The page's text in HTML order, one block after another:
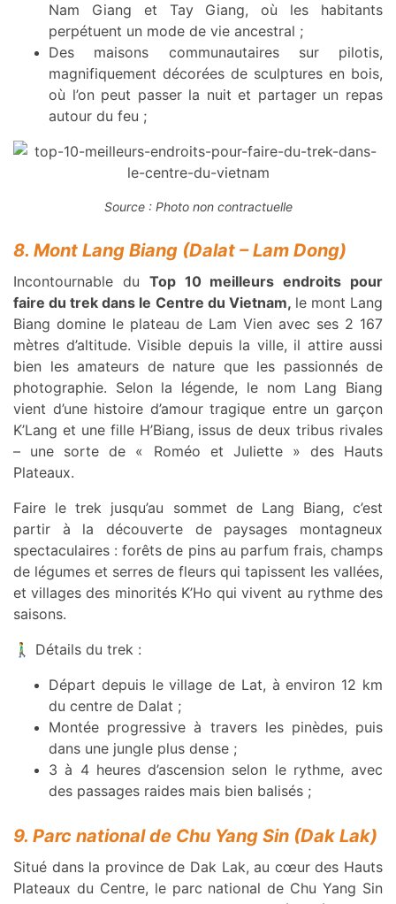
Nam Giang et Tay Giang, où les habitants
perpétuent un mode de vie ancestral ;
Des maisons communautaires sur pilotis,
magnifiquement décorées de sculptures en bois,
où l’on peut passer la nuit et partager un repas
autour du feu ;
Source : Photo non contractuelle
8. Mont Lang Biang (Dalat – Lam Dong)
Incontournable du Top 10 meilleurs endroits pour
faire du trek dans le Centre du Vietnam, le mont Lang
Biang domine le plateau de Lam Vien avec ses 2 167
mètres d’altitude. Visible depuis la ville, il attire aussi
bien les amateurs de nature que les passionnés de
photographie. Selon la légende, le nom Lang Biang
vient d’une histoire d’amour tragique entre un garçon
K’Lang et une fille H’Biang, issus de deux tribus rivales
– une sorte de « Roméo et Juliette » des Hauts
Plateaux.
Faire le trek jusqu’au sommet de Lang Biang, c’est
partir à la découverte de paysages montagneux
spectaculaires : forêts de pins au parfum frais, champs
de légumes et serres de fleurs qui tapissent les vallées,
et villages des minorités K’Ho qui vivent au rythme des
saisons.
🚶‍♂️ Détails du trek :
Départ depuis le village de Lat, à environ 12 km
du centre de Dalat ;
Montée progressive à travers les pinèdes, puis
dans une jungle plus dense ;
3 à 4 heures d’ascension selon le rythme, avec
des passages raides mais bien balisés ;
9. Parc national de Chu Yang Sin (Dak Lak)
Situé dans la province de Dak Lak, au cœur des Hauts
Plateaux du Centre, le parc national de Chu Yang Sin